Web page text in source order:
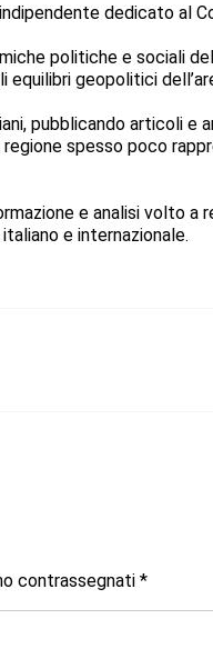
dedicato al
politiche e sociali
geopolitici
pubblicando articoli e
spesso poco
e analisi volto a
e internazionale.
contrassegnati *